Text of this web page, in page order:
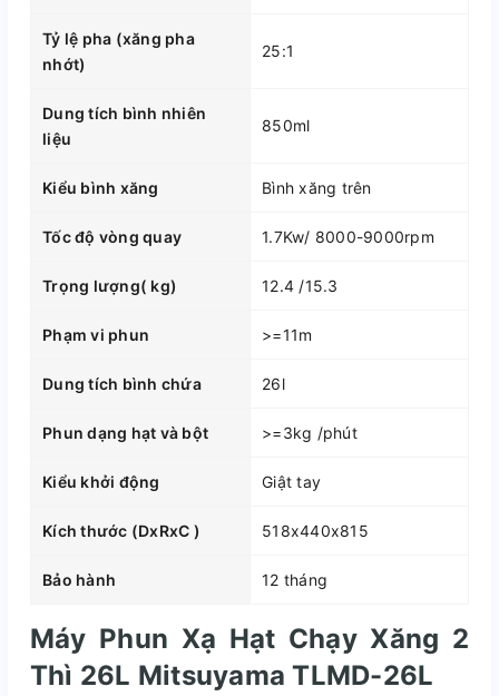
Tỷ lệ pha (xăng pha
nhớt)
25:1
Dung tích bình nhiên
liệu
850ml
Kiểu bình xăng Bình xăng trên
Tốc độ vòng quay 1.7Kw/ 8000-9000rpm
Trọng lượng( kg) 12.4 /15.3
Phạm vi phun >=11m
Dung tích bình chứa 26l
Phun dạng hạt và bột >=3kg /phút
Kiểu khởi động Giật tay
Kích thước (DxRxC ) 518x440x815
Bảo hành 12 tháng
Máy Phun Xạ Hạt Chạy Xăng 2
Thì 26L Mitsuyama TLMD-26L